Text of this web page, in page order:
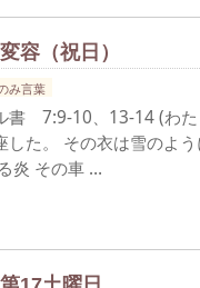
（祝日）
み言葉
7:9-10、13-14 (わた
した。 その衣は雪のよ
炎 その車 …